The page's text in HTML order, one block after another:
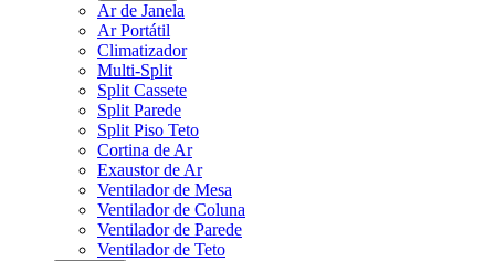
Ar de Janela
Ar Portátil
Climatizador
Multi-Split
Split Cassete
Split Parede
Split Piso Teto
Cortina de Ar
Exaustor de Ar
Ventilador de Mesa
Ventilador de Coluna
Ventilador de Parede
Ventilador de Teto